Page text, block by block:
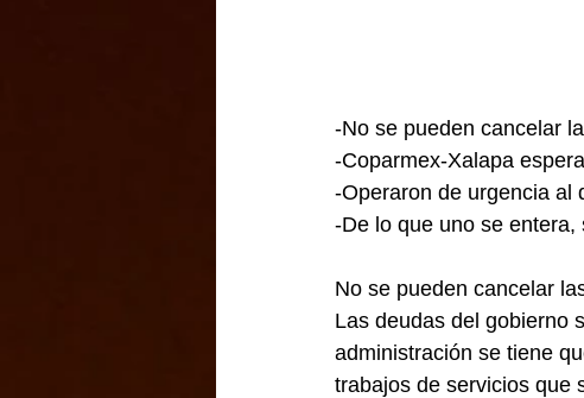
-No se pueden cancelar
-Coparmex-Xalapa
-Operaron de urgencia al
-De lo que uno se entera,
No se pueden cancelar
Las deudas del gobierno
administración se tiene
trabajos de servicios que